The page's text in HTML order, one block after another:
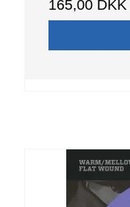
165,00 DKK